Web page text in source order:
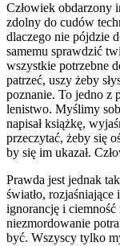
Człowiek obdarzony
zdolny do cudów
dlaczego nie pójdzie
samemu sprawdzić
wszystkie potrzebne
patrzeć, uszy żeby
poznanie. To jedno z
lenistwo. Myślimy
napisał książkę,
przeczytać, żeby się
by się im ukazał.
Prawda jest jednak
światło,
ignorancję i ciemność
niezmordowanie
być. Wszyscy tylko